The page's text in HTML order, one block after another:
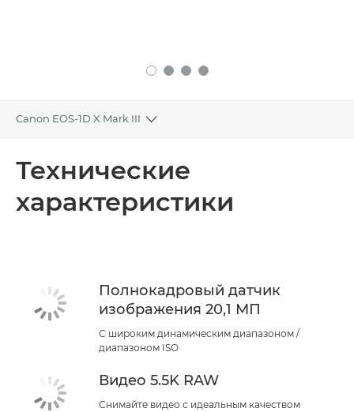
Canon EOS-1D X Mark III
Toggle breadcrumbs
Технические характеристики
Технические
характеристики
Полнокадровый датчик
изображения 20,1 МП
С широким динамическим диапазоном /
диапазоном ISO
Видео 5.5K RAW
Снимайте видео с идеальным качеством